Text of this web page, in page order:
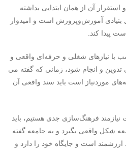
آن از همان ابتدایی بداشته
بنیادی آموزش‌وپرورش است و امیدوار
پیدا کند.
با نیازهای شغلی و حرفه‌ای واقعی و
و انجام شود، زمانی که گفته می
موردنیاز است باید سند واقعی آن
فرهنگ‌سازی جدی هستیم، باید
شکل واقعی بگیرد و به جامعه گفته
است و جایگاه خود را دارد و